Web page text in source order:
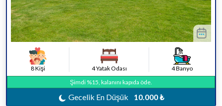
8 Kişi 4 Yatak Odası
4 Banyo
Şimdi %15, kalanını kapıda öde.
Gecelik En Düşük 10.000 ₺